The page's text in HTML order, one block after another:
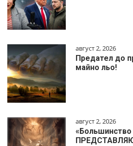
август 2, 2026
Предател до
майно льо!
август 2, 2026